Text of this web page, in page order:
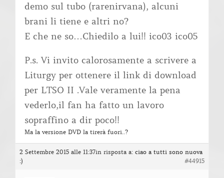
demo sul tubo (rarenirvana), alcuni
brani li tiene e altri no?
E che ne so…Chiedilo a lui!! ico03 ico05
P.s. Vi invito calorosamente a scrivere a
Liturgy per ottenere il link di download
per LTSO II .Vale veramente la pena
vederlo,il fan ha fatto un lavoro
sopraffino a dir poco!!
Ma la versione DVD la tirerà fuori..?
2 Settembre 2015 alle 11:37in risposta a: ciao a tutti sono nuova
:)
#44915